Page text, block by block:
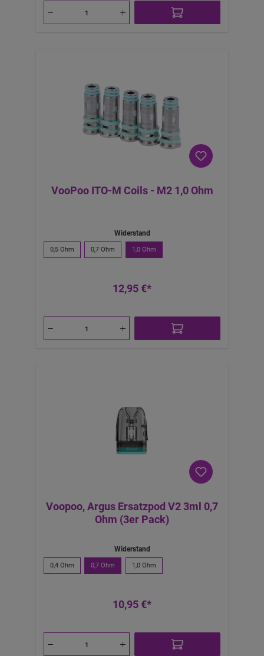
VooPoo ITO-M Coils - M2 1,0 Ohm
Widerstand
0,5 Ohm 0,7 Ohm 1,0 Ohm
12,95 €*
Voopoo, Argus Ersatzpod V2 3ml 0,7
Ohm (3er Pack)
Widerstand
0,4 Ohm 0,7 Ohm 1,0 Ohm
10,95 €*